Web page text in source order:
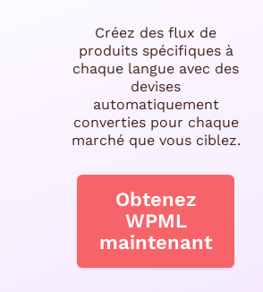
Créez des flux de
produits spécifiques à
chaque langue avec des
devises
automatiquement
converties pour chaque
marché que vous ciblez.
Obtenez
WPML
maintenant